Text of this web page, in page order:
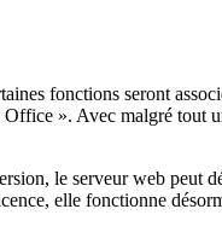
fonctions seront
». Avec malgré tout
le serveur web peut
elle fonctionne